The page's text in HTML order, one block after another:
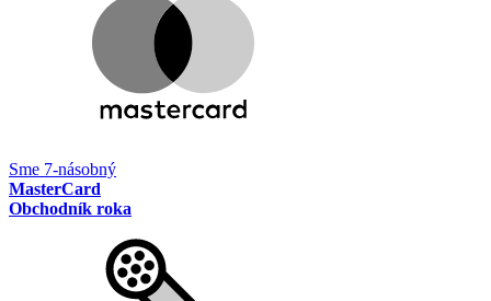
Sme 7-násobný
MasterCard
Obchodník roka